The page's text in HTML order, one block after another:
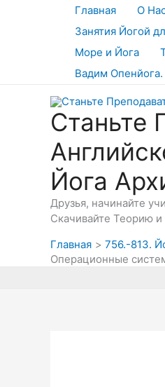
Главная О
Занятия Йогой
Море и Йога
Вадим Опенйога.
Станьте
Йога
Друзья, начинайте
Скачивайте Теорию
Главная
756.-813.
Операционные